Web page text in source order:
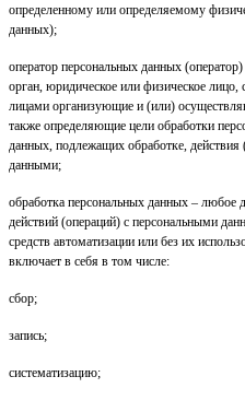
определенному или определяемому
данных);
оператор персональных данных
орган, юридическое или физическое
лицами организующие и (или)
также определяющие цели обработки
данных, подлежащих обработке,
данными;
обработка персональных данных – любое
действий (операций) с персональными
средств автоматизации или без их
включает в себя в том числе:
сбор;
запись;
систематизацию;